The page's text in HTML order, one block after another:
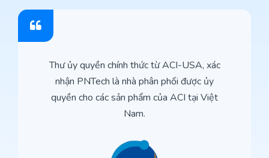
Thư ủy quyền chính thức từ ACI-USA, xác
nhận PNTech là nhà phân phối được ủy
quyền cho các sản phẩm của ACI tại Việt
Nam.